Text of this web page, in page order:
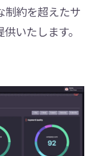
制約を超えたサ
いたします。